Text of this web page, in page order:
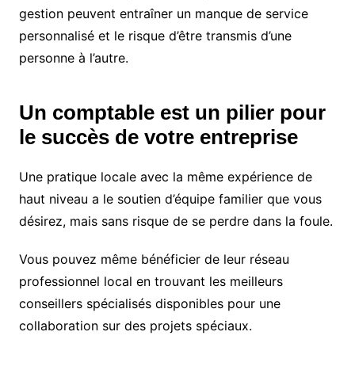
gestion peuvent entraîner un manque de service
personnalisé et le risque d’être transmis d’une
personne à l’autre.
Un comptable est un pilier pour
le succès de votre entreprise
Une pratique locale avec la même expérience de
haut niveau a le soutien d’équipe familier que vous
désirez, mais sans risque de se perdre dans la foule.
Vous pouvez même bénéficier de leur réseau
professionnel local en trouvant les meilleurs
conseillers spécialisés disponibles pour une
collaboration sur des projets spéciaux.